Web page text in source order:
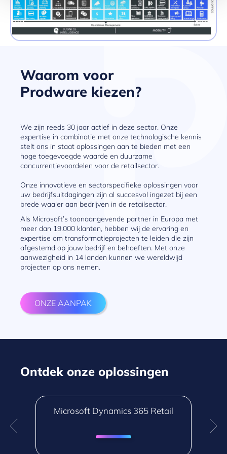
Waarom voor
Prodware kiezen?
We zijn reeds 30 jaar actief in deze sector. Onze
expertise in combinatie met onze technologische kennis
stelt ons in staat oplossingen aan te bieden met een
hoge toegevoegde waarde en duurzame
concurrentievoordelen voor de retailsector.
Onze innovatieve en sectorspecifieke oplossingen voor
uw bedrijfsuitdagingen zijn al succesvol ingezet bij een
brede waaier aan bedrijven in de retailsector.
Als Microsoft’s toonaangevende partner in Europa met
meer dan 19.000 klanten, hebben wij de ervaring en
expertise om transformatieprojecten te leiden die zijn
afgestemd op jouw bedrijf en behoeften. Met onze
aanwezigheid in 14 landen kunnen we wereldwijd
projecten op ons nemen.
ONZE AANPAK
Ontdek onze oplossingen
Microsoft Dynamics 365 Retail